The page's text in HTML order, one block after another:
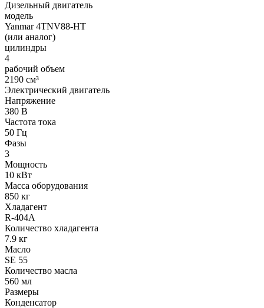
Дизельный двигатель
модель
Yanmar 4TNV88-HT
(или аналог)
цилиндры
4
рабочий объем
2190 см³
Электрический двигатель
Напряжение
380 В
Частота тока
50 Гц
Фазы
3
Мощность
10 кВт
Масса оборудования
850 кг
Хладагент
R-404A
Количество хладагента
7.9 кг
Масло
SE 55
Количество масла
560 мл
Размеры
Конденсатор